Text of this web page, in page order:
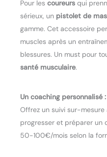
Pour lescoureurs qui
sérieux, un pistolet de
gamme. Cet accessoire
muscles après un
blessures. Un must pour
santé musculaire.
Un coaching personnalisé :
Offrez un suivi sur-
progresser et préparer un
50-100€/mois selon la